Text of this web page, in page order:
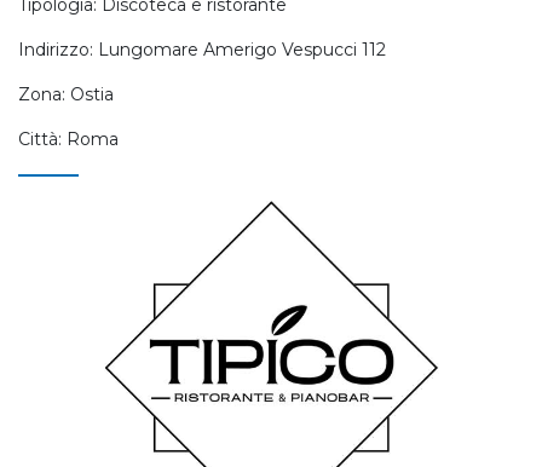
Tipologia: Discoteca e ristorante
Indirizzo: Lungomare Amerigo Vespucci 112
Zona: Ostia
Città: Roma